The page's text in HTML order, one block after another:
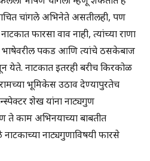
चांगले अभिनेते असतीलही, पण
फारसा वाव नाही, त्यांच्या राणा
भाषेवरील पकड आणि त्यांचे ठसकेबाज
येते. नाटकात इतरही बरीच किरकोळ
भूमिकेस उठाव देण्यापुरतेच
शेख यांना नाट्यगुण
ते काम अभिनयाच्या बाबतीत
नाट्यगुणाविषयी फारसे